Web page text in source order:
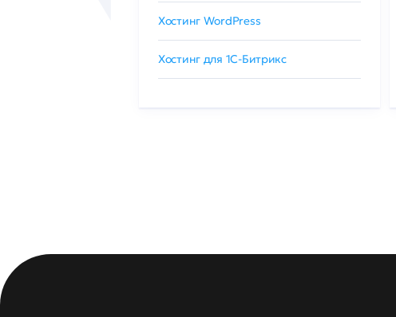
Хостинг WordPress
Хостинг для 1C-Битрикс